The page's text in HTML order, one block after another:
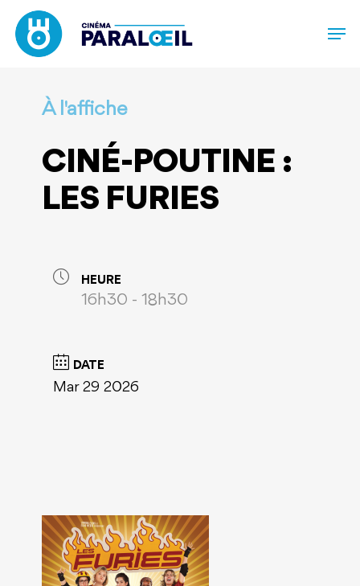
main
À l'affiche
CINÉ-POUTINE :
LES FURIES
HEURE
16h30 - 18h30
DATE
Mar 29 2026